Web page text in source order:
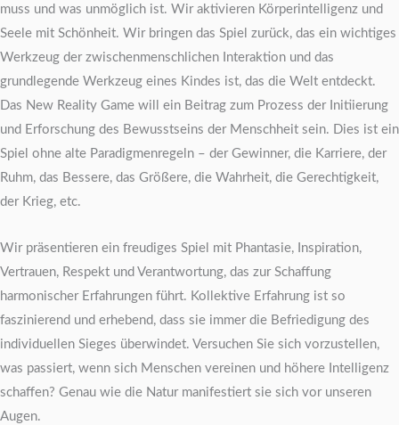
muss und was unmöglich ist. Wir aktivieren Körperintelligenz und
Seele mit Schönheit. Wir bringen das Spiel zurück, das ein wichtiges
Werkzeug der zwischenmenschlichen Interaktion und das
grundlegende Werkzeug eines Kindes ist, das die Welt entdeckt.
Das New Reality Game will ein Beitrag zum Prozess der Initiierung
und Erforschung des Bewusstseins der Menschheit sein. Dies ist ein
Spiel ohne alte Paradigmenregeln – der Gewinner, die Karriere, der
Ruhm, das Bessere, das Größere, die Wahrheit, die Gerechtigkeit,
der Krieg, etc.
Wir präsentieren ein freudiges Spiel mit Phantasie, Inspiration,
Vertrauen, Respekt und Verantwortung, das zur Schaffung
harmonischer Erfahrungen führt. Kollektive Erfahrung ist so
faszinierend und erhebend, dass sie immer die Befriedigung des
individuellen Sieges überwindet. Versuchen Sie sich vorzustellen,
was passiert, wenn sich Menschen vereinen und höhere Intelligenz
schaffen? Genau wie die Natur manifestiert sie sich vor unseren
Augen.